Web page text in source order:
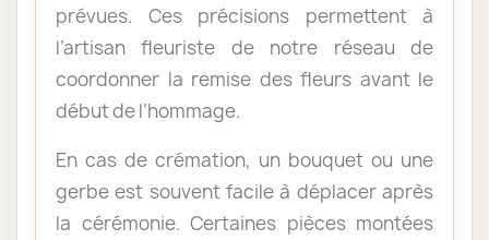
prévues. Ces précisions permettent à
l’artisan fleuriste de notre réseau de
coordonner la remise des fleurs avant le
début de l’hommage.
En cas de crémation, un bouquet ou une
gerbe est souvent facile à déplacer après
la cérémonie. Certaines pièces montées